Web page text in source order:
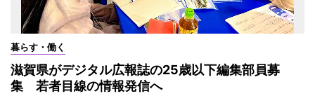
暮らす・働く
滋賀県がデジタル広報誌の25歳以下編集部員募
集 若者目線の情報発信へ